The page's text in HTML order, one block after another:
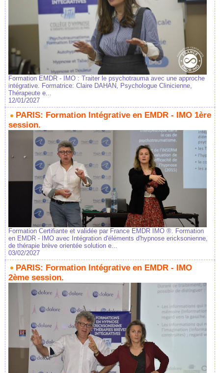
Formation EMDR - IMO : Traiter le psychotrauma avec une approche
intégrative. Formatrice: Claire DAHAN, Psychologue Clinicienne,
Thérapeute e...
12/01/2027
PARIS: Formation Intégrative en EMDR - IMO 1ère
session.
Formation Certifiante et validée par France EMDR IMO ®. Formation
en EMDR - IMO avec Intégration d'éléments d'hypnose ericksonienne,
de thérapie brève orientée solution e...
03/02/2027
PARIS: Formation Intégrative en EMDR - IMO
2ème session.